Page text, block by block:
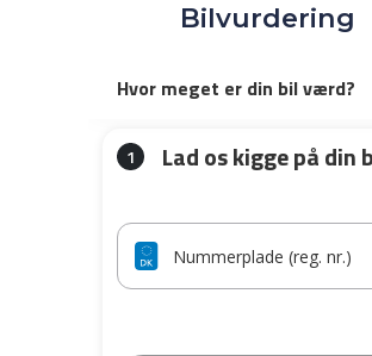
Bilvurdering